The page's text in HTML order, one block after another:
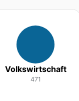
Volkswirtschaft
471